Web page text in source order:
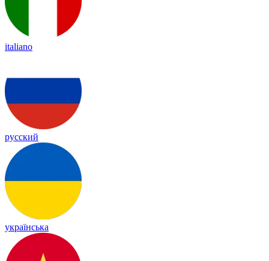
italiano
русский
українська